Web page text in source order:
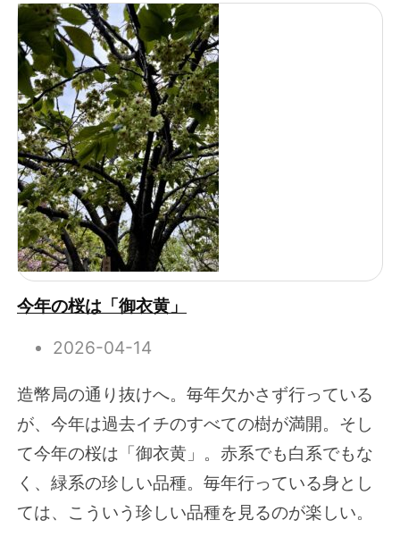
今年の桜は「御衣黄」
2026-04-14
造幣局の通り抜けへ。毎年欠かさず行っている
が、今年は過去イチのすべての樹が満開。そし
て今年の桜は「御衣黄」。赤系でも白系でもな
く、緑系の珍しい品種。毎年行っている身とし
ては、こういう珍しい品種を見るのが楽しい。